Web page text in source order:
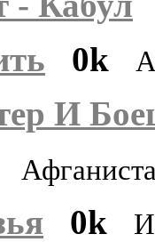
0k
И
0k